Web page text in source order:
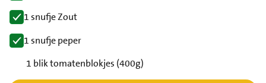
1 snufje Zout
1 snufje peper
1 blik tomatenblokjes (400g)